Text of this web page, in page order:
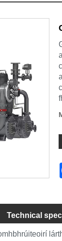
Technical